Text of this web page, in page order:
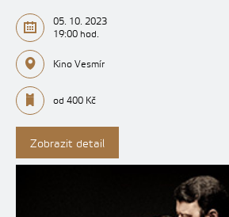
05. 10. 2023
19:00 hod.
Kino Vesmír
od 400 Kč
Zobrazit detail